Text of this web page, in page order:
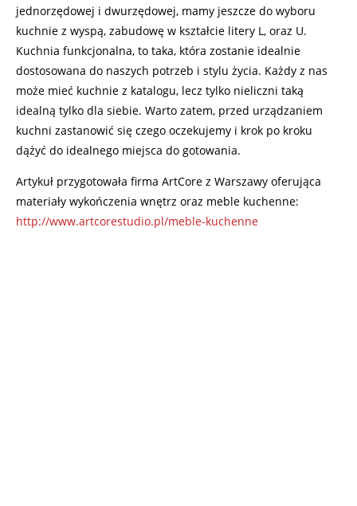
jednorzędowej i dwurzędowej, mamy jeszcze do wyboru
kuchnie z wyspą, zabudowę w kształcie litery L, oraz U.
Kuchnia funkcjonalna, to taka, która zostanie idealnie
dostosowana do naszych potrzeb i stylu życia. Każdy z nas
może mieć kuchnie z katalogu, lecz tylko nieliczni taką
idealną tylko dla siebie. Warto zatem, przed urządzaniem
kuchni zastanowić się czego oczekujemy i krok po kroku
dążyć do idealnego miejsca do gotowania.
Artykuł przygotowała firma ArtCore z Warszawy oferująca
materiały wykończenia wnętrz oraz meble kuchenne:
http://www.artcorestudio.pl/meble-kuchenne